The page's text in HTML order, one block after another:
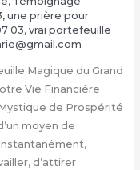
, une prière pour
03, vrai portefeuille
Magique du Grand
Vie Financière
de Prospérité
moyen de
d’attirer